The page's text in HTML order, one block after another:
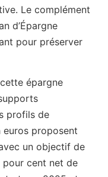
Le complément
d’Épargne
pour préserver
épargne
profils de
euros proposent
un objectif de
cent net de